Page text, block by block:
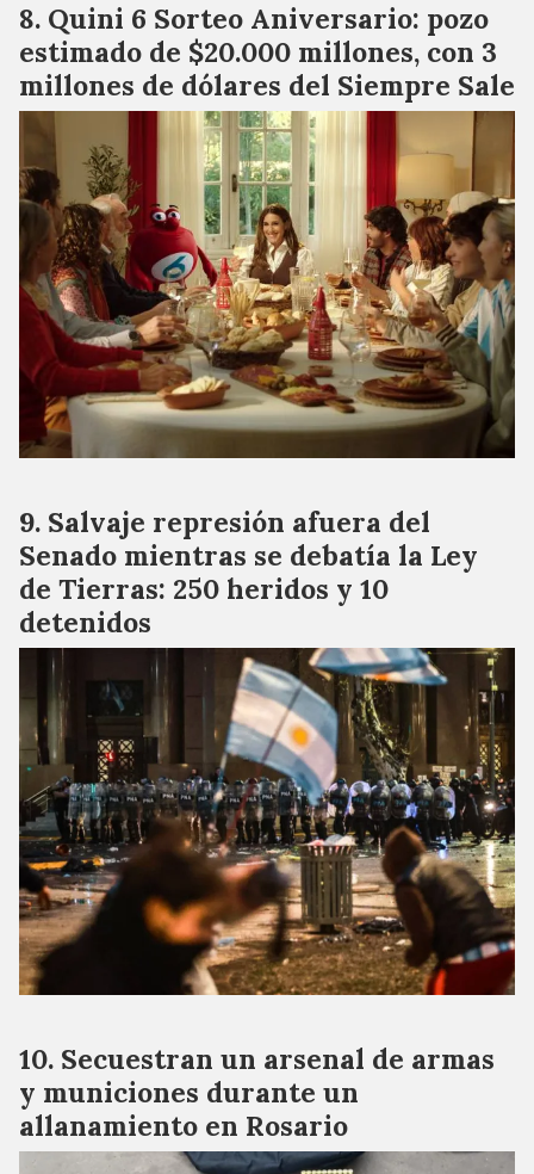
Quini 6 Sorteo Aniversario: pozo
estimado de $20.000 millones, con 3
millones de dólares del Siempre Sale
Salvaje represión afuera del
Senado mientras se debatía la Ley
de Tierras: 250 heridos y 10
detenidos
Secuestran un arsenal de armas
y municiones durante un
allanamiento en Rosario